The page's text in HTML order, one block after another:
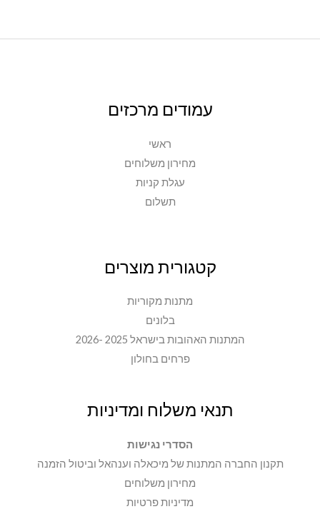
עמודים מרכזים
ראשי
מחירון משלוחים
עגלת קניות
תשלום
קטגורית מוצרים
מתנות מקוריות
בלונים
המתנות האהובות בישראל 2025 -2026
פרחים בחולון
תנאי משלוח ומדיניות
הסדרי נגישות
תקנון החברה המתנות של מיכאלה וענהאל וביטול הזמנה
מחירון משלוחים
מדיניות פרטיות